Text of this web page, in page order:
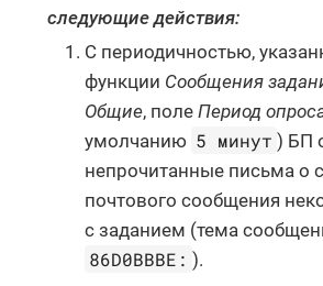
следующие действия:
С периодичностью,
функции Сообщения
Общие, поле Период
умолчанию 5 минут ) БП
непрочитанные письма о
почтового сообщения
с заданием (тема
86D0BBBE: ).